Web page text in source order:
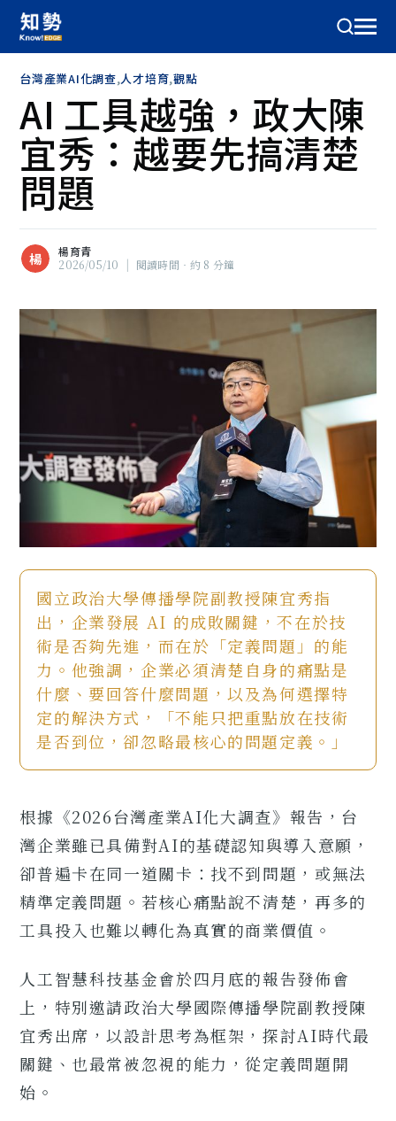
台灣產業AI化調查,人才培育,觀點
AI 工具越強，政大陳
宜秀：越要先搞清楚
問題
楊
楊育青
2026/05/10
| 閱讀時間‧約 8 分鐘
國立政治大學傳播學院副教授陳宜秀指
出，企業發展 AI 的成敗關鍵，不在於技
術是否夠先進，而在於「定義問題」的能
力。他強調，企業必須清楚自身的痛點是
什麼、要回答什麼問題，以及為何選擇特
定的解決方式，「不能只把重點放在技術
是否到位，卻忽略最核心的問題定義。」
根據《2026台灣產業AI化大調查》報告，台
灣企業雖已具備對AI的基礎認知與導入意願，
卻普遍卡在同一道關卡：找不到問題，或無法
精準定義問題。若核心痛點說不清楚，再多的
工具投入也難以轉化為真實的商業價值。
人工智慧科技基金會於四月底的報告發佈會
上，特別邀請政治大學國際傳播學院副教授陳
宜秀出席，以設計思考為框架，探討AI時代最
關鍵、也最常被忽視的能力，從定義問題開
始。